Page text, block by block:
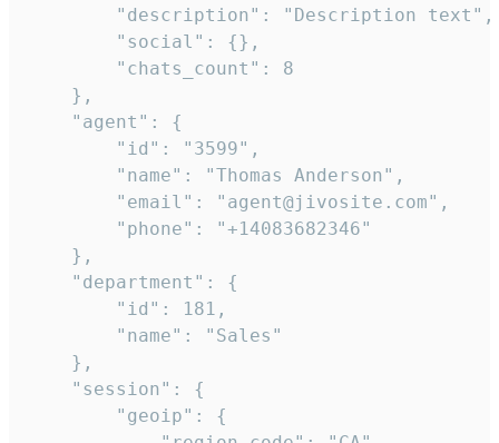
        "description": "Description text",
        "social": {},
        "chats_count": 8
    },
    "agent": {
        "id": "3599",
        "name": "Thomas Anderson",
        "email": "agent@jivosite.com",
        "phone": "+14083682346"
    },
    "department": {
        "id": 181,
        "name": "Sales"
    },
    "session": {
        "geoip": {